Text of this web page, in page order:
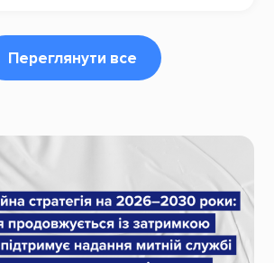
Переглянути все